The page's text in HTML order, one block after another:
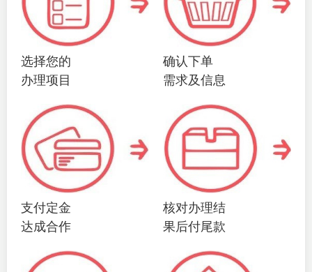
选择您的
办理项目
确认下单
需求及信息
支付定金
达成合作
核对办理结
果后付尾款